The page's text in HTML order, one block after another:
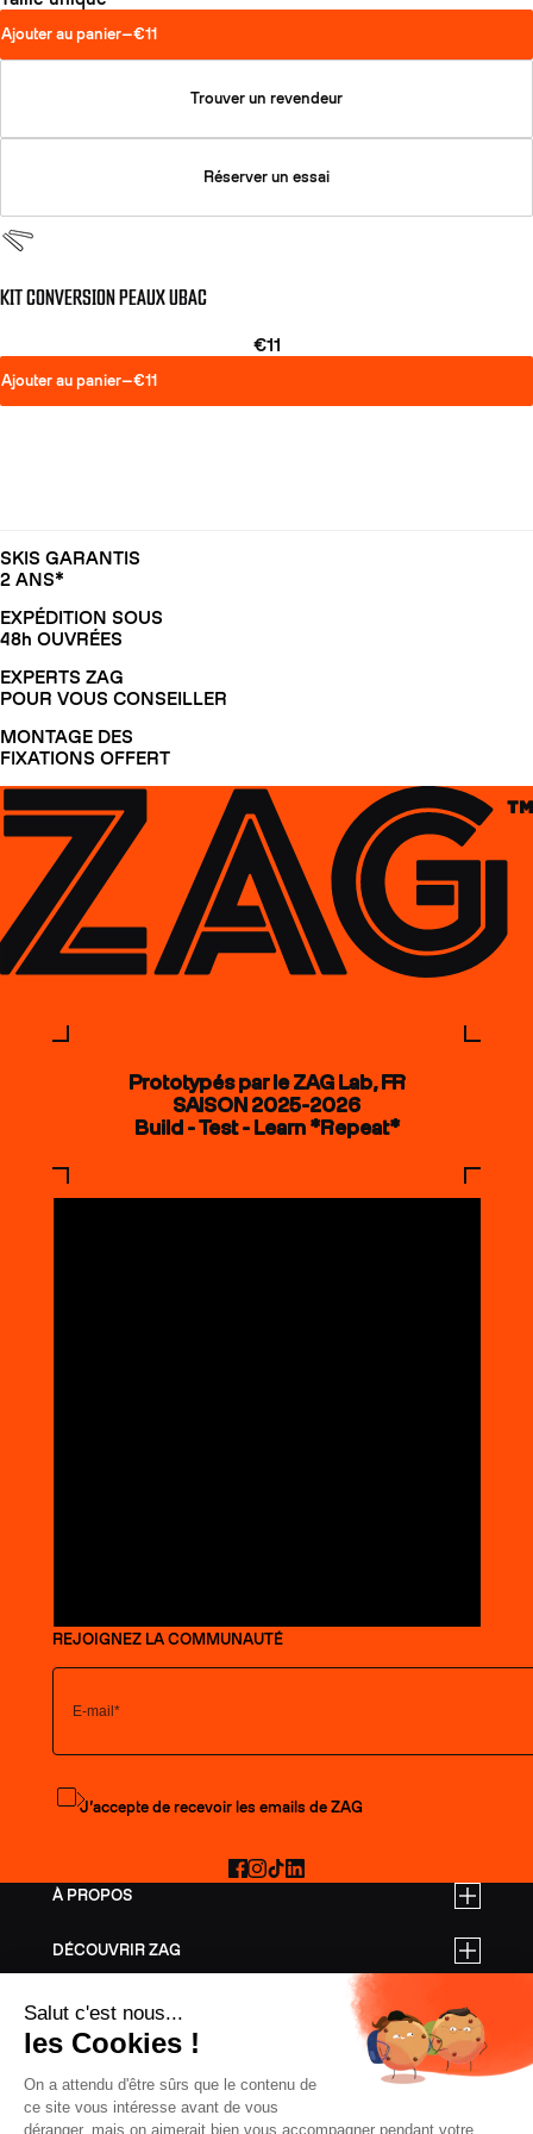
Ajouter au panier—€11
Trouver un revendeur
Réserver un essai
KIT CONVERSION PEAUX UBAC
€11
Ajouter au panier—€11
SKIS GARANTIS
2 ANS*
EXPÉDITION SOUS
48h OUVRÉES
EXPERTS ZAG
POUR VOUS CONSEILLER
MONTAGE DES
FIXATIONS OFFERT
À PROPOS
DÉCOUVRIR ZAG
TARIFS PRO
SKIS FREERIDE
Prototypés par le ZAG Lab, FR
SAISON 2025-2026
Build - Test - Learn *Repeat*
REJOIGNEZ LA COMMUNAUTÉ
S'abonner à la newsletter
J’accepte de recevoir les emails de ZAG
Facebook
Instagram
TikTokLinkedIn